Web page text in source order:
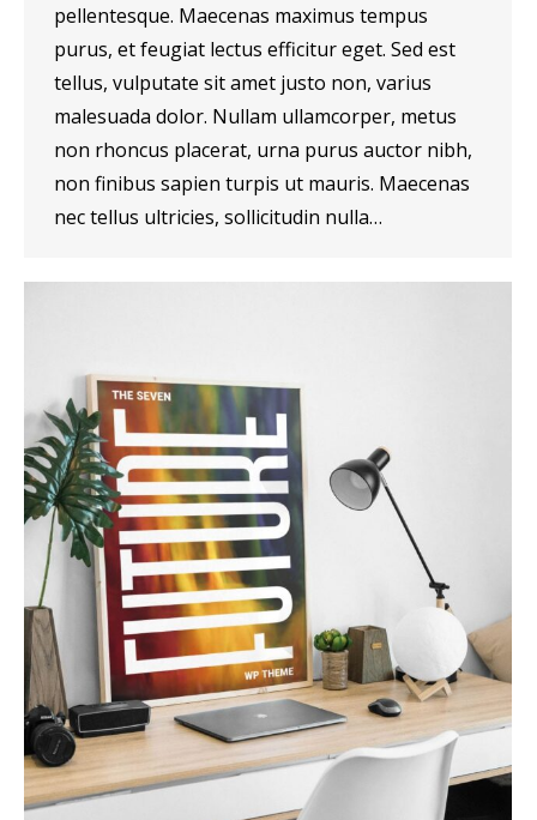
pellentesque. Maecenas maximus tempus
purus, et feugiat lectus efficitur eget. Sed est
tellus, vulputate sit amet justo non, varius
malesuada dolor. Nullam ullamcorper, metus
non rhoncus placerat, urna purus auctor nibh,
non finibus sapien turpis ut mauris. Maecenas
nec tellus ultricies, sollicitudin nulla…